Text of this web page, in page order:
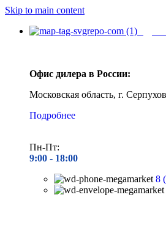
Skip to main content
Офис дилера в России:
Московская область, г.
Подробнее
Пн-Пт:
9:00 - 18:00
8